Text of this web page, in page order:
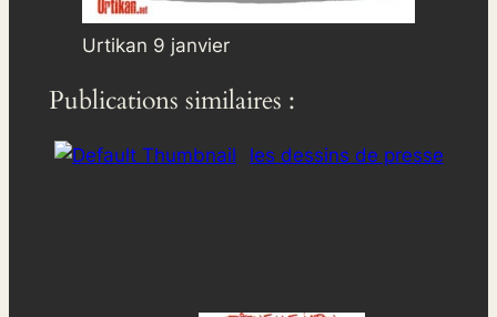
Urtikan 9 janvier
Publications similaires :
les dessins de presse